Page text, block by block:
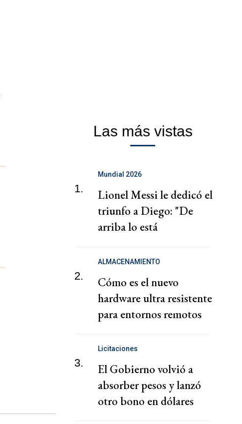
Las más vistas
1.
Mundial 2026
Lionel Messi le dedicó el
triunfo a Diego: "De
arriba lo está
2.
ALMACENAMIENTO
Cómo es el nuevo
hardware ultra resistente
para entornos remotos
3.
Licitaciones
El Gobierno volvió a
absorber pesos y lanzó
otro bono en dólares